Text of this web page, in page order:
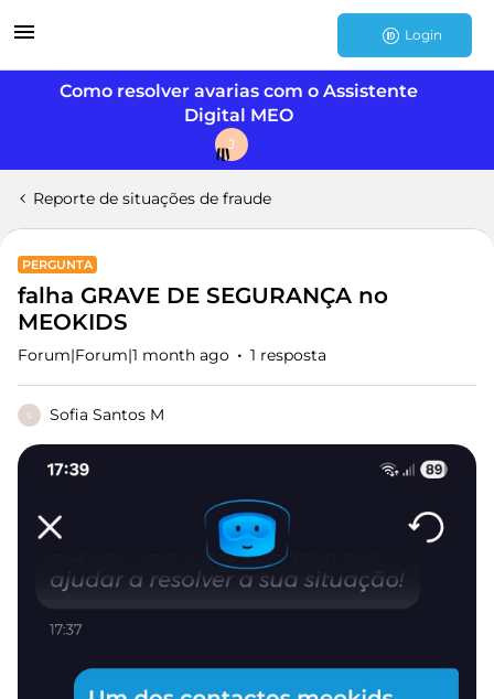
Login
Como resolver avarias com o Assistente
Digital MEO
J
Reporte de situações de fraude
PERGUNTA
falha GRAVE DE SEGURANÇA no
MEOKIDS
Forum|Forum|1 month ago 1 resposta
S Sofia Santos M